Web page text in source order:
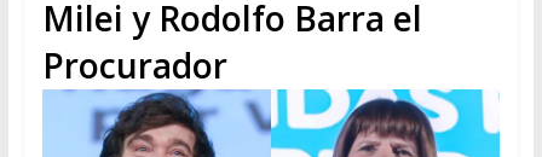
Milei y Rodolfo Barra el
Procurador